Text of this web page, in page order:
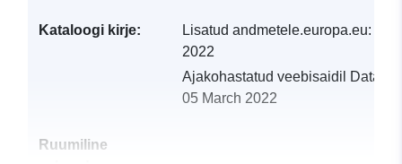
Kataloogi kirje: Lisatud andmetele.europa.eu:
2022
Ajakohastatud veebisaidil
05 March 2022
Ruumiline